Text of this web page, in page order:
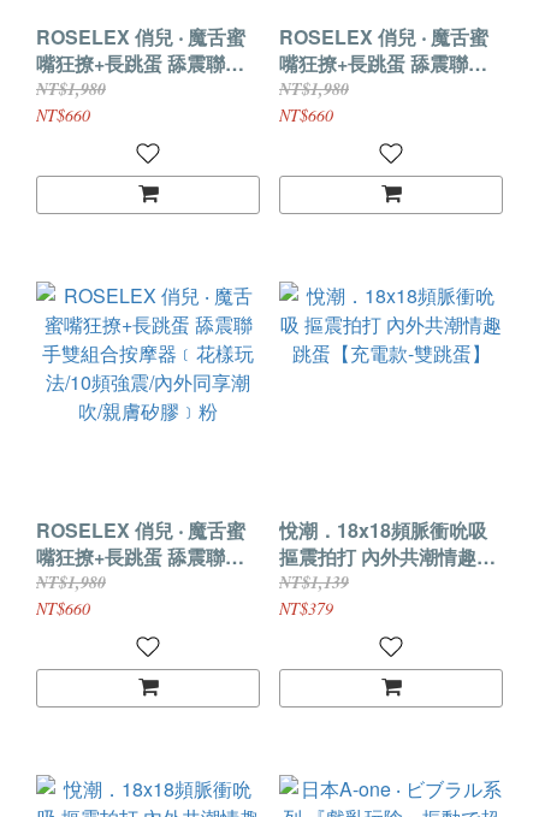
ROSELEX 俏兒 ‧ 魔舌蜜
嘴狂撩+長跳蛋 舔震聯手
雙組合按摩器﹝花樣玩
法/10頻強震/內外同享潮
吹/親膚矽膠﹞黄
NT$1,980
NT$660
ROSELEX 俏兒 ‧ 魔舌蜜
嘴狂撩+長跳蛋 舔震聯手
雙組合按摩器﹝花樣玩
法/10頻強震/內外同享潮
吹/親膚矽膠﹞紅
NT$1,980
NT$660
ROSELEX 俏兒 ‧ 魔舌蜜
嘴狂撩+長跳蛋 舔震聯手
雙組合按摩器﹝花樣玩
法/10頻強震/內外同享潮
吹/親膚矽膠﹞粉
NT$1,980
NT$660
悅潮．18x18頻脈衝吮吸
摳震拍打 內外共潮情趣跳
蛋【充電款-雙跳蛋】
NT$1,139
NT$379